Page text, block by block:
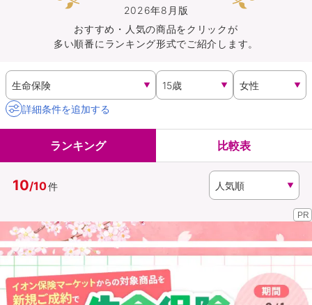
保険会社から探す
イオンカード会員さま専用保険
キャンペーン一覧
イオングループ従業員さま向け
資料請求
（無料）
訪問相談
2026年8月版
おすすめ・人気の商品をクリックが
多い順番にランキング形式でご紹介します。
詳細条件を追加する
ランキング 比較表
10/10件
PR